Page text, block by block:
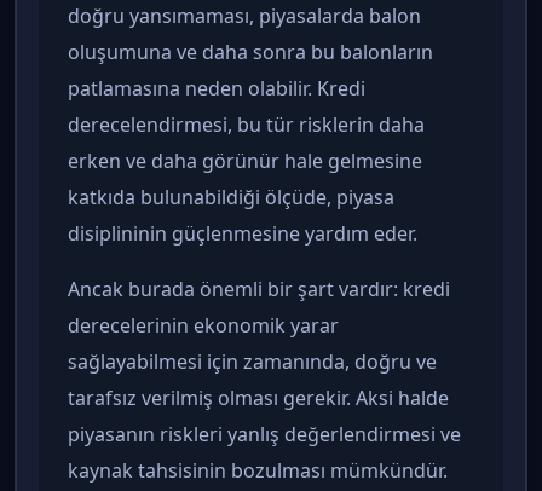
doğru yansımaması, piyasalarda balon
oluşumuna ve daha sonra bu balonların
patlamasına neden olabilir. Kredi
derecelendirmesi, bu tür risklerin daha
erken ve daha görünür hale gelmesine
katkıda bulunabildiği ölçüde, piyasa
disiplininin güçlenmesine yardım eder.
Ancak burada önemli bir şart vardır: kredi
derecelerinin ekonomik yarar
sağlayabilmesi için zamanında, doğru ve
tarafsız verilmiş olması gerekir. Aksi halde
piyasanın riskleri yanlış değerlendirmesi ve
kaynak tahsisinin bozulması mümkündür.